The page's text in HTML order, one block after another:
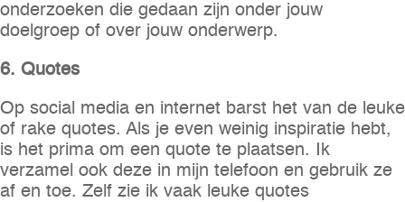
onderzoeken die gedaan zijn onder jouw
doelgroep of over jouw onderwerp.
6. Quotes
Op social media en internet barst het van de leuke
of rake quotes. Als je even weinig inspiratie hebt,
is het prima om een quote te plaatsen. Ik
verzamel ook deze in mijn telefoon en gebruik ze
af en toe. Zelf zie ik vaak leuke quotes